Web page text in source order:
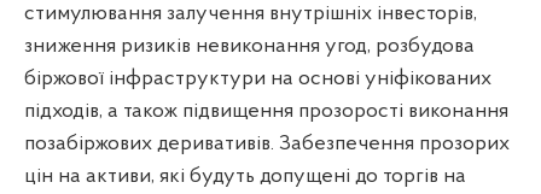
стимулювання залучення внутрішніх інвесторів,
зниження ризиків невиконання угод, розбудова
біржової інфраструктури на основі уніфікованих
підходів, а також підвищення прозорості виконання
позабіржових деривативів. Забезпечення прозорих
цін на активи, які будуть допущені до торгів на